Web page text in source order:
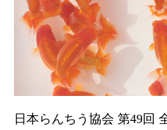
日本らんちう協会 第49回